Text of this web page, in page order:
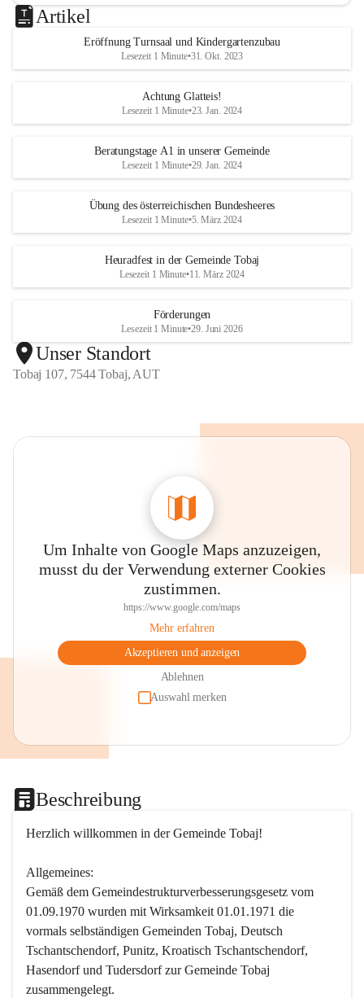
Artikel
Eröffnung Turnsaal und Kindergartenzubau
Lesezeit 1 Minute•31. Okt. 2023
Achtung Glatteis!
Lesezeit 1 Minute•23. Jan. 2024
Beratungstage A1 in unserer Gemeinde
Lesezeit 1 Minute•29. Jan. 2024
Übung des österreichischen Bundesheeres
Lesezeit 1 Minute•5. März 2024
Heuradfest in der Gemeinde Tobaj
Lesezeit 1 Minute•11. März 2024
Förderungen
Lesezeit 1 Minute•29. Juni 2026
Unser Standort
Tobaj 107, 7544 Tobaj, AUT
Um Inhalte von Google Maps anzuzeigen,
musst du der Verwendung externer Cookies
zustimmen.
https://www.google.com/maps
Mehr erfahren
Akzeptieren und anzeigen
Ablehnen
Auswahl merken
Beschreibung
Herzlich willkommen in der Gemeinde Tobaj!
Allgemeines:
Gemäß dem Gemeindestrukturverbesserungsgesetz vom
01.09.1970 wurden mit Wirksamkeit 01.01.1971 die
vormals selbständigen Gemeinden Tobaj, Deutsch
Tschantschendorf, Punitz, Kroatisch Tschantschendorf,
Hasendorf und Tudersdorf zur Gemeinde Tobaj
zusammengelegt.